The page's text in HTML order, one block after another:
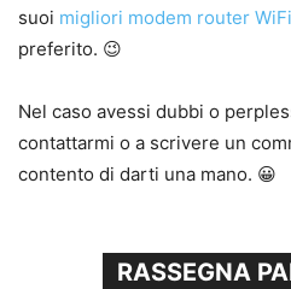
suoi migliori modem router WiFi
preferito. 😉
Nel caso avessi dubbi o
contattarmi o a scrivere un
contento di darti una mano. 😀
RASSEGNA